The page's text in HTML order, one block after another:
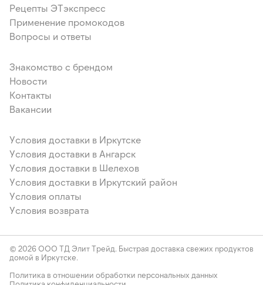
Рецепты ЭТэкспресс
Применение промокодов
Вопросы и ответы
Знакомство с брендом
Новости
Контакты
Вакансии
Условия доставки в Иркутске
Условия доставки в Ангарск
Условия доставки в Шелехов
Условия доставки в Иркутский район
Условия оплаты
Условия возврата
© 2026 ООО ТД Элит Трейд. Быстрая доставка свежих продуктов
домой в Иркутске.
Политика в отношении обработки персональных данных